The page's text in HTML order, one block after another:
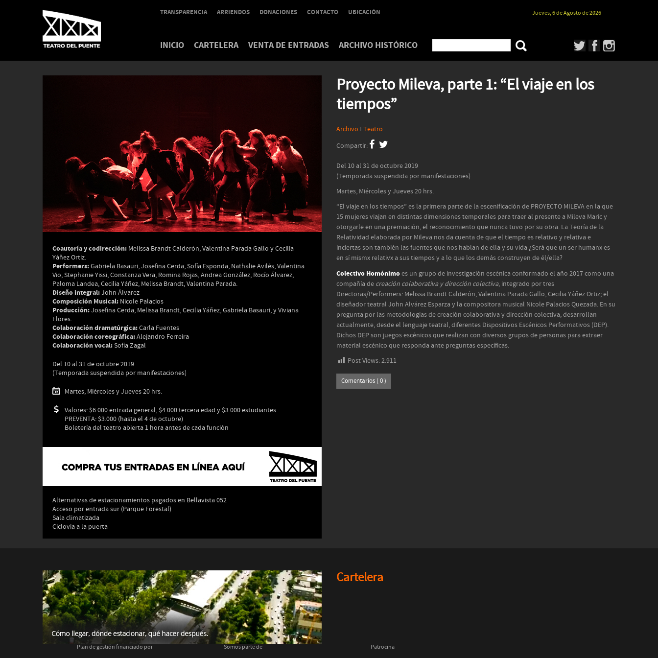
TRANSPARENCIA ARRIENDOS DONACIONES CONTACTO UBICACIÓN Jueves, 6 de Agosto de 2026
INICIO CARTELERA VENTA DE ENTRADAS ARCHIVO HISTÓRICO
Coautoría y codirección: Melissa Brandt Calderón, Valentina Parada Gallo y Cecilia
Yáñez Ortiz.
Performers:Gabriela Basauri, Josefina Cerda, Sofía Esponda, Nathalie Avilés, Valentina
Vio, Stephanie Yissi, Constanza Vera, Romina Rojas, Andrea González, Rocío Álvarez,
Paloma Landea, Cecilia Yáñez, Melissa Brandt, Valentina Parada.
Diseño integral:John Álvarez
Composición Musical: Nicole Palacios
Producción:Josefina Cerda, Melissa Brandt, Cecilia Yáñez, Gabriela Basauri, y Viviana
Flores.
Colaboración dramatúrgica:Carla Fuentes
Colaboración coreográfica:Alejandro Ferreira
Colaboración vocal:Sofía Zagal
Del 10 al 31 de octubre 2019
(Temporada suspendida por manifestaciones)
Martes, Miércoles y Jueves 20 hrs.
Valores: $6.000 entrada general, $4.000 tercera edad y $3.000 estudiantes
PREVENTA: $3.000 (hasta el 4 de octubre)
Boletería del teatro abierta 1 hora antes de cada función
Alternativas de estacionamientos pagados en Bellavista 052
Acceso por entrada sur (Parque Forestal)
Sala climatizada
Ciclovía a la puerta
Proyecto Mileva, parte 1: “El viaje en los
tiempos”
Archivo I Teatro
Compartir:
Del 10 al 31 de octubre 2019
(Temporada suspendida por manifestaciones)
Martes, Miércoles y Jueves 20 hrs.
“El viaje en los tiempos” es la primera parte de la escenificación de PROYECTO MILEVA en la que
15 mujeres viajan en distintas dimensiones temporales para traer al presente a Mileva Maric y
otorgarle en una premiación, el reconocimiento que nunca tuvo por su obra. La Teoría de la
Relatividad elaborada por Mileva nos da cuenta de que el tiempo es relativo y relativa e
inciertas son también las fuentes que nos hablan de ella y su vida ¿Será que un ser humanx es
en sí mismx relativx a sus tiempos y a lo que los demás construyen de él/ella?
Colectivo Homónimoes un grupo de investigación escénica conformado el año 2017 como una
compañía de creación colaborativa y dirección colectiva, integrado por tres
Directoras/Performers: Melissa Brandt Calderón, Valentina Parada Gallo, Cecilia Yáñez Ortiz; el
diseñador teatral John Alvárez Esparza y la compositora musical Nicole Palacios Quezada. En su
pregunta por las metodologías de creación colaborativa y dirección colectiva, desarrollan
actualmente, desde el lenguaje teatral, diferentes Dispositivos Escénicos Performativos (DEP).
Dichos DEP son juegos escénicos que realizan con diversos grupos de personas para extraer
material escénico que responda ante preguntas específicas.
Post Views:2.911
Comentarios ( 0 )
Cartelera
Plan de gestión financiado por Somos parte de Patrocina